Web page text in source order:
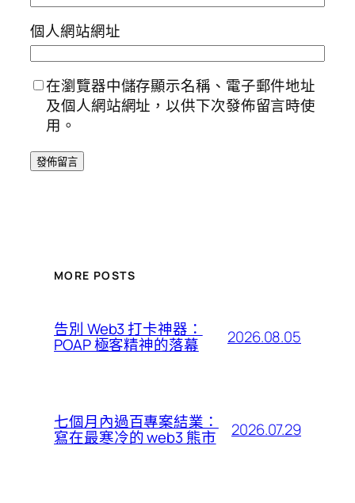
個人網站網址
在瀏覽器中儲存顯示名稱、電子郵件地址
及個人網站網址，以供下次發佈留言時使
用。
MORE POSTS
告別 Web3 打卡神器：
POAP 極客精神的落幕 2026.08.05
七個月內過百專案結業：
寫在最寒冷的 web3 熊市 2026.07.29